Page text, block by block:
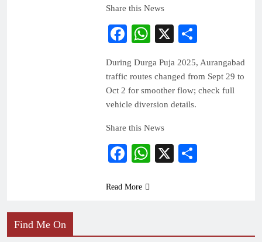
Share this News
Facebook
WhatsApp
X
During Durga Puja 2025, Aurangabad
traffic routes changed from Sept 29 to
Oct 2 for smoother flow; check full
vehicle diversion details.
Share this News
Facebook
WhatsApp
X
Read More
Find Me On